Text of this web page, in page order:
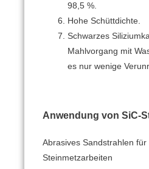
98,5 %.
Hohe Schüttdichte.
Schwarzes
Mahlvorgang mit
es nur wenige
Anwendung von SiC-
Abrasives Sandstrahlen
Steinmetzarbeiten